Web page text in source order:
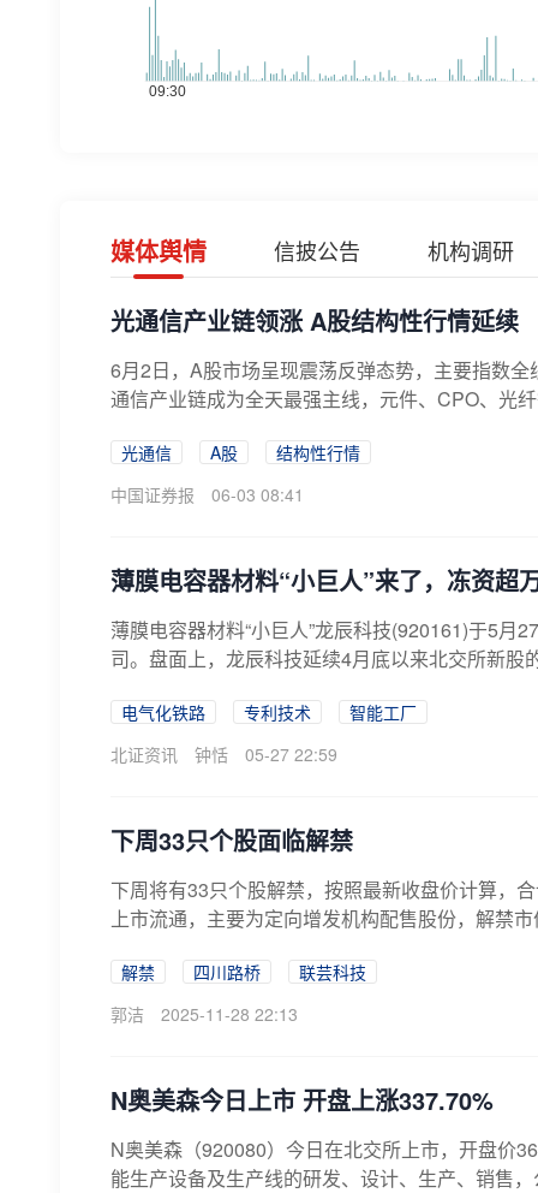
媒体舆情 信披公告 机构调研
光通信产业链领涨 A股结构性行情延续
6月2日，A股市场呈现震荡反弹态势，主要指数
通信产业链成为全天最强主线，元件、CPO、光
光通信 A股
结构性行情
中国证券报
06-03 08:41
薄膜电容器材料“小巨人”来了，冻资超
薄膜电容器材料“小巨人”龙辰科技(920161)于5月
司。盘面上，龙辰科技延续4月底以来北交所新股
电气化铁路 专利技术
智能工厂
北证资讯
钟恬 05-27 22:59
下周33只个股面临解禁
下周将有33只个股解禁，按照最新收盘价计算，
上市流通，主要为定向增发机构配售股份，解禁
解禁 四川路桥
联芸科技
郭洁
2025-11-28 22:13
N奥美森今日上市 开盘上涨337.70%
N奥美森（920080）今日在北交所上市，开盘价
能生产设备及生产线的研发、设计、生产、销售